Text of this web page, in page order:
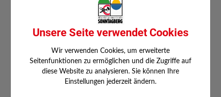
Unsere Seite verwendet Cookies
Wir verwenden Cookies, um erweiterte
Seitenfunktionen zu ermöglichen und die Zugriffe auf
diese Website zu analysieren. Sie können Ihre
Einstellungen jederzeit ändern.